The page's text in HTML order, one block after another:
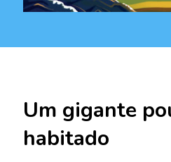
Um gigante
habitado